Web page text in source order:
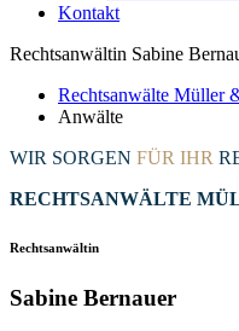
Kontakt
Rechtsanwältin Sabine
Rechtsanwälte Müller
Anwälte
WIR SORGEN FÜR IHR
RECHTSANWÄLTE
Rechtsanwältin
Sabine Bernauer